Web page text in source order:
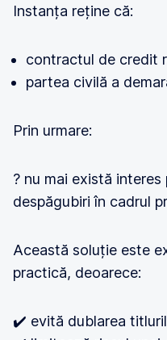
Instanța reține că:
contractul de credit
partea civilă a
Prin urmare:
? nu mai există
despăgubiri în cadrul
Această soluție este
practică, deoarece:
✔️ evită dublarea